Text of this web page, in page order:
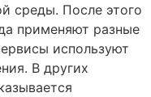
среды. После этого
применяют разные
используют
В других